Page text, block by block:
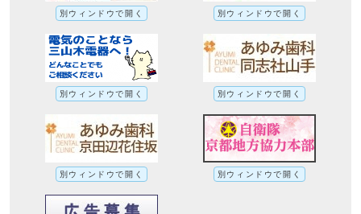
別ウィンドウで開く 別ウィンドウで開く
別ウィンドウで開く 別ウィンドウで開く
別ウィンドウで開く 別ウィンドウで開く